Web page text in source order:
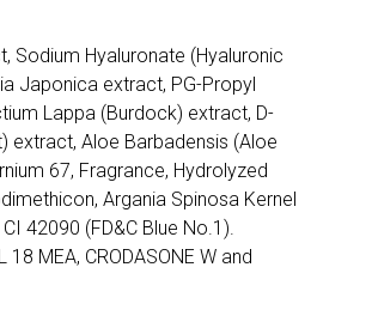
Sodium Hyaluronate (Hyaluronic
Japonica extract, PG-Propyl
Lappa (Burdock) extract, D-
extract, Aloe Barbadensis (Aloe
67, Fragrance, Hydrolyzed
Argania Spinosa Kernel
42090 (FD&C Blue No.1).
18 MEA, CRODASONE W and